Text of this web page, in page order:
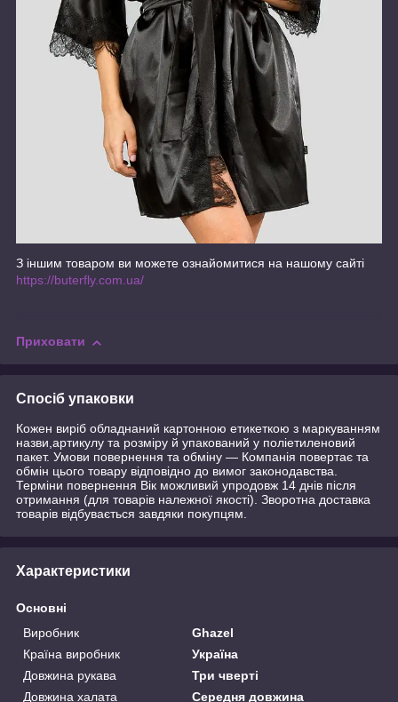
З іншим товаром ви можете ознайомитися на нашому сайті
https://buterfly.com.ua/
Приховати
Спосіб упаковки
Кожен виріб обладнаний картонною етикеткою з маркуванням
назви,артикулу та розміру й упакований у поліетиленовий
пакет. Умови повернення та обміну — Компанія повертає та
обмін цього товару відповідно до вимог законодавства.
Терміни повернення Вік можливий упродовж 14 днів після
отримання (для товарів належної якості). Зворотна доставка
товарів відбувається завдяки покупцям.
Характеристики
Основні
Виробник
Ghazel
Країна виробник
Україна
Довжина рукава
Три чверті
Довжина халата
Середня довжина